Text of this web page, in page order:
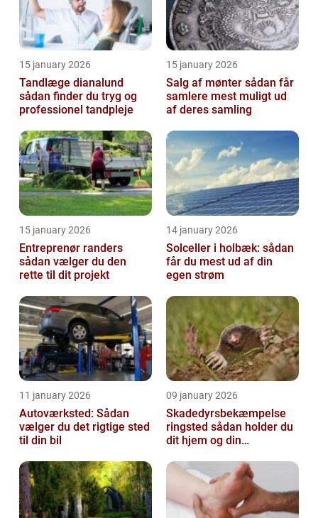
15 january 2026
Tandlæge dianalund
sådan finder du tryg og
professionel tandpleje
15 january 2026
Salg af mønter sådan får
samlere mest muligt ud
af deres samling
15 january 2026
Entreprenør randers
sådan vælger du den
rette til dit projekt
14 january 2026
Solceller i holbæk: sådan
får du mest ud af din
egen strøm
11 january 2026
Autoværksted: Sådan
vælger du det rigtige sted
til din bil
09 january 2026
Skadedyrsbekæmpelse
ringsted sådan holder du
dit hjem og din
gæster